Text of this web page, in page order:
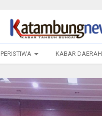
PERISTIWA KABAR DAERAH